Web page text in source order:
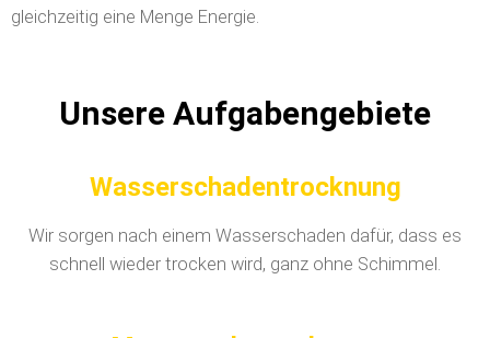
gleichzeitig eine Menge Energie.
Unsere Aufgabengebiete
Wasserschadentrocknung
Wir sorgen nach einem Wasserschaden dafür, dass es
schnell wieder trocken wird, ganz ohne Schimmel.